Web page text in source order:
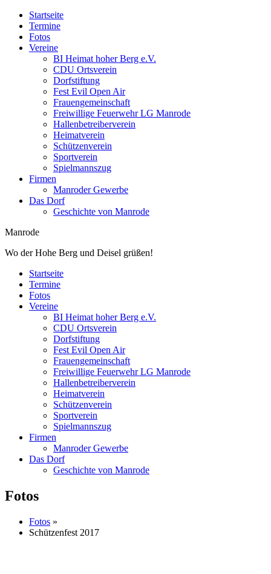
Startseite
Termine
Fotos
Vereine
BI Heimat hoher Berg e.V.
CDU Ortsverein
Dorfstiftung
Fest Evil Open Air
Frauengemeinschaft
Freiwillige Feuerwehr LG Manrode
Hallenbetreiberverein
Heimatverein
Schützenverein
Sportverein
Spielmannszug
Firmen
Manroder Gewerbe
Das Dorf
Geschichte von Manrode
Manrode
Wo der Hohe Berg und Deisel grüßen!
Startseite
Termine
Fotos
Vereine
BI Heimat hoher Berg e.V.
CDU Ortsverein
Dorfstiftung
Fest Evil Open Air
Frauengemeinschaft
Freiwillige Feuerwehr LG Manrode
Hallenbetreiberverein
Heimatverein
Schützenverein
Sportverein
Spielmannszug
Firmen
Manroder Gewerbe
Das Dorf
Geschichte von Manrode
Fotos
Fotos »
Schützenfest 2017